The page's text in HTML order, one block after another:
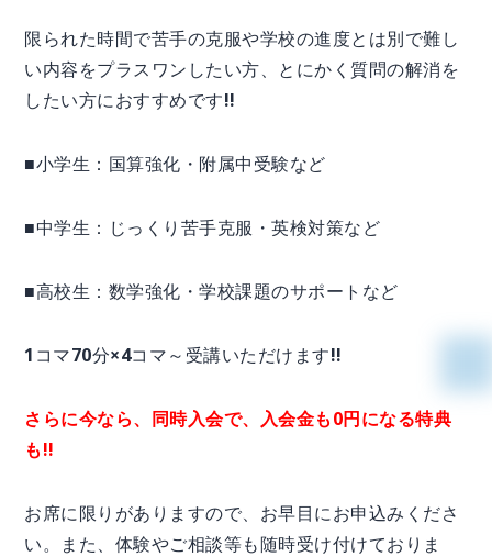
限られた時間で苦手の克服や学校の進度とは別で難し
い内容をプラスワンしたい方、とにかく質問の解消を
したい方におすすめです!!
■小学生：国算強化・附属中受験など
■中学生：じっくり苦手克服・英検対策など
■高校生：数学強化・学校課題のサポートなど
1コマ70分×4コマ～受講いただけます!!
さらに今なら、同時入会で、入会金も0円になる特典
も!!
お席に限りがありますので、お早目にお申込みくださ
い。また、体験やご相談等も随時受け付けておりま